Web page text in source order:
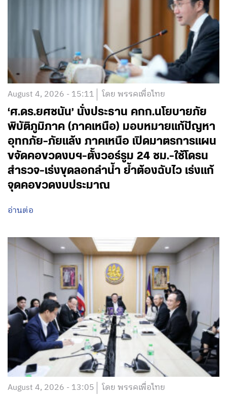
August 4, 2026 - 15:11 โดย พรรคเพื่อไทย
‘ศ.ดร.ยศชนัน’ นั่งประธาน คกก.นโยบายภัย
พิบัติภูมิภาค (ภาคเหนือ) มอบหมายแก้ปัญหา
อุทกภัย-ภัยแล้ง ภาคเหนือ เปิดมาตรการแผน
ขจัดคอขวดงบฯ-ตั้งวอร์รูม 24 ชม.-ใช้โดรน
สำรวจ-เร่งขุดลอกลำน้ำ ย้ำต้องฉับไว เร่งแก้
จุดคอขวดงบประมาณ
อ่านต่อ
August 4, 2026 - 13:05 โดย พรรคเพื่อไทย